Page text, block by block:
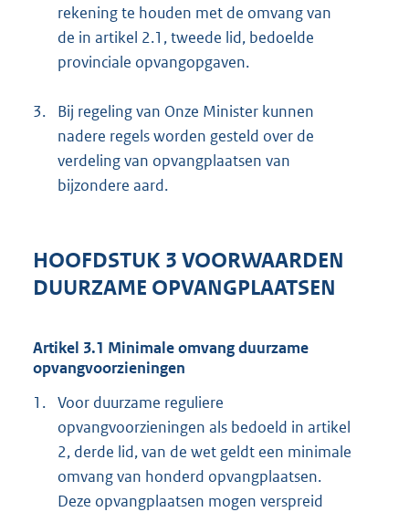
rekening te houden met de omvang van
de in artikel 2.1, tweede lid, bedoelde
provinciale opvangopgaven.
3.
Bij regeling van Onze Minister kunnen
nadere regels worden gesteld over de
verdeling van opvangplaatsen van
bijzondere aard.
HOOFDSTUK 3 VOORWAARDEN
DUURZAME OPVANGPLAATSEN
Artikel 3.1 Minimale omvang duurzame
opvangvoorzieningen
1. Voor duurzame reguliere
opvangvoorzieningen als bedoeld in artikel
2, derde lid, van de wet geldt een minimale
omvang van honderd opvangplaatsen.
Deze opvangplaatsen mogen verspreid